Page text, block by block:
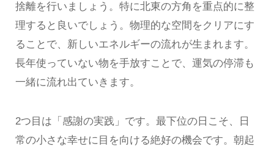
捨離を行いましょう。特に北東の方角を重点的に整
理すると良いでしょう。物理的な空間をクリアにす
ることで、新しいエネルギーの流れが生まれます。
長年使っていない物を手放すことで、運気の停滞も
一緒に流れ出ていきます。
2つ目は「感謝の実践」です。最下位の日こそ、日
常の小さな幸せに目を向ける絶好の機会です。朝起